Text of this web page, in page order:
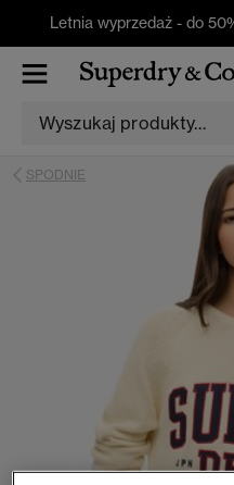
Letnia wyprzedaż - do
SPODNIE